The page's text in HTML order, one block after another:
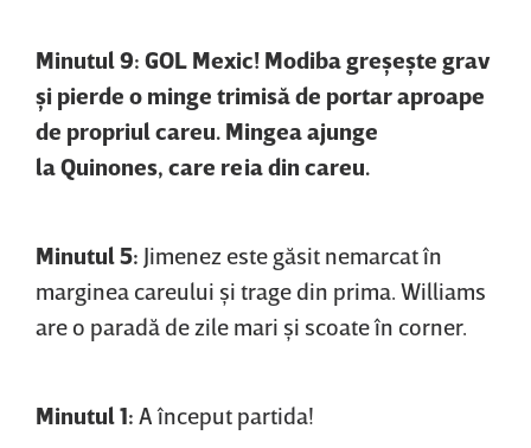
Minutul 9: GOL Mexic! Modiba greşeşte grav
şi pierde o minge trimisă de portar aproape
de propriul careu. Mingea ajunge
la Quinones, care reia din careu.
Minutul 5: Jimenez este găsit nemarcat în
marginea careului şi trage din prima. Williams
are o paradă de zile mari şi scoate în corner.
Minutul 1: A început partida!